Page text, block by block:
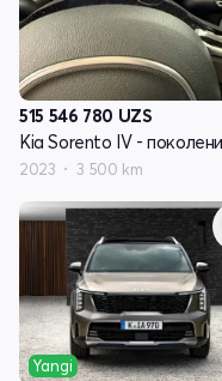
515 546 780 UZS
2023 3 500 km
Yangi